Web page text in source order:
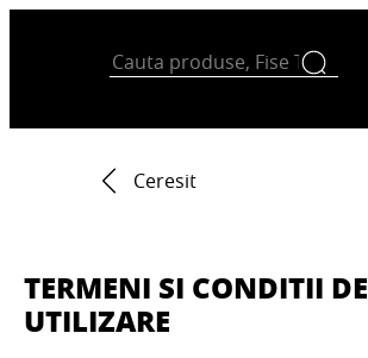
Ceresit
TERMENI SI CONDITII DE
UTILIZARE